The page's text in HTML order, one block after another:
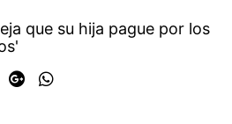
que su hija pague por los